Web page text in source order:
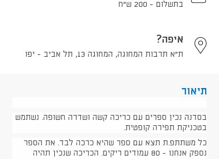
בתשלום - 200 ש"ח
איפה?
ת"א תרבות המחוגה, המחוגה 13, תל אביב - יפו
תיאור
בסדנה נכין ספרים עם כריכה קשה ושדרה חשופה. נשתמש
בטכניקת תפירה קופטית.
כל משתתפ.ת תצא עם ספר שהיא כרכה לבד. את הספר
נספק אנחנו - 80 עמודים ריקים. הכריכה שנכין תהיה